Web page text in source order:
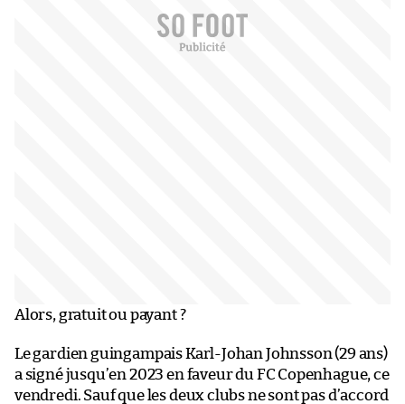
Alors, gratuit ou payant ?
Le gardien guingampais Karl-Johan Johnsson (29 ans)
a signé jusqu’en 2023 en faveur du FC Copenhague, ce
vendredi. Sauf que les deux clubs ne sont pas d’accord